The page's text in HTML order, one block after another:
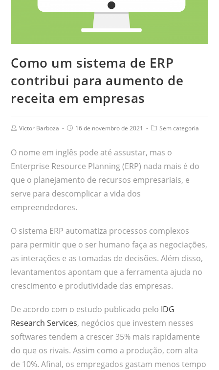
Como um sistema de ERP
contribui para aumento de
receita em empresas
Victor Barboza 16 de novembro de 2021 Sem categoria
O nome em inglês pode até assustar, mas o
Enterprise Resource Planning (ERP) nada mais é do
que o planejamento de recursos empresariais, e
serve para descomplicar a vida dos
empreendedores.
O sistema ERP automatiza processos complexos
para permitir que o ser humano faça as negociações,
as interações e as tomadas de decisões. Além disso,
levantamentos apontam que a ferramenta ajuda no
crescimento e produtividade das empresas.
De acordo com o estudo publicado pelo IDG
Research Services, negócios que investem nesses
softwares tendem a crescer 35% mais rapidamente
do que os rivais. Assim como a produção, com alta
de 10%. Afinal, os empregados gastam menos tempo